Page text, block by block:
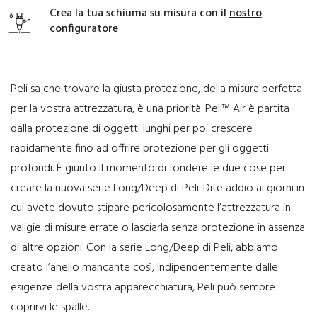
Crea la tua schiuma su misura con ilnostro
configuratore
Peli sa che trovare la giusta protezione, della misura perfetta
per la vostra attrezzatura, è una priorità. Peli™ Air è partita
dalla protezione di oggetti lunghi per poi crescere
rapidamente fino ad offrire protezione per gli oggetti
profondi. È giunto il momento di fondere le due cose per
creare la nuova serie Long/Deep di Peli. Dite addio ai giorni in
cui avete dovuto stipare pericolosamente l’attrezzatura in
valigie di misure errate o lasciarla senza protezione in assenza
di altre opzioni. Con la serie Long/Deep di Peli, abbiamo
creato l’anello mancante così, indipendentemente dalle
esigenze della vostra apparecchiatura, Peli può sempre
coprirvi le spalle.